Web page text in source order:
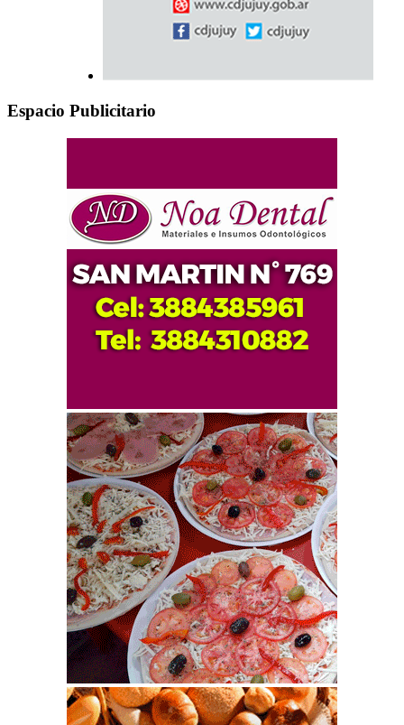
Espacio Publicitario